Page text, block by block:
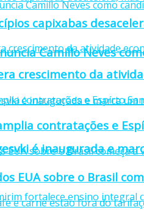
Camillo Neves
é inaugurada e
capixabas
crescimento da
contratações e
EUA sobre o Brasil